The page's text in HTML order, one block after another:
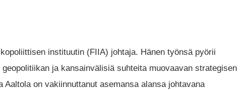
instituutin (FIIA) johtaja. Hänen työnsä pyörii
ja kansainvälisiä suhteita muovaavan strategisen
on vakiinnuttanut asemansa alansa johtavana